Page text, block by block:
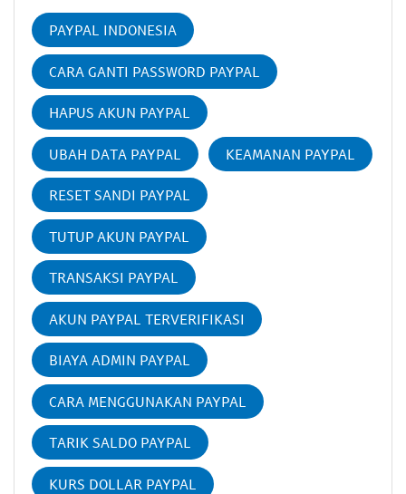
PAYPAL INDONESIA
CARA GANTI PASSWORD PAYPAL
HAPUS AKUN PAYPAL
UBAH DATA PAYPAL KEAMANAN PAYPAL
RESET SANDI PAYPAL
TUTUP AKUN PAYPAL
TRANSAKSI PAYPAL
AKUN PAYPAL TERVERIFIKASI
BIAYA ADMIN PAYPAL
CARA MENGGUNAKAN PAYPAL
TARIK SALDO PAYPAL
KURS DOLLAR PAYPAL